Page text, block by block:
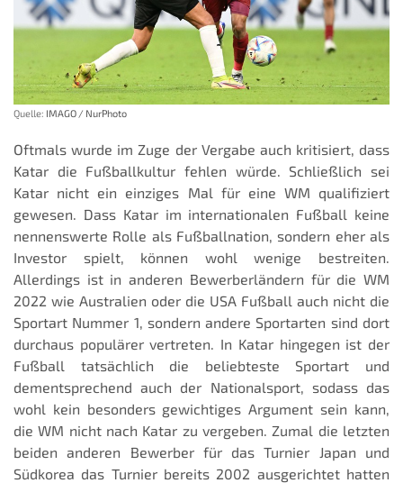
Quelle: IMAGO / NurPhoto
Oftmals wurde im Zuge der Vergabe auch kritisiert, dass
Katar die Fußballkultur fehlen würde. Schließlich sei
Katar nicht ein einziges Mal für eine WM qualifiziert
gewesen. Dass Katar im internationalen Fußball keine
nennenswerte Rolle als Fußballnation, sondern eher als
Investor spielt, können wohl wenige bestreiten.
Allerdings ist in anderen Bewerberländern für die WM
2022 wie Australien oder die USA Fußball auch nicht die
Sportart Nummer 1, sondern andere Sportarten sind dort
durchaus populärer vertreten. In Katar hingegen ist der
Fußball tatsächlich die beliebteste Sportart und
dementsprechend auch der Nationalsport, sodass das
wohl kein besonders gewichtiges Argument sein kann,
die WM nicht nach Katar zu vergeben. Zumal die letzten
beiden anderen Bewerber für das Turnier Japan und
Südkorea das Turnier bereits 2002 ausgerichtet hatten